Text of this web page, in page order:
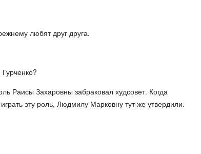
любят друг друга.
Раисы Захаровны забраковал худсовет. Когда
эту роль, Людмилу Марковну тут же утвердили.